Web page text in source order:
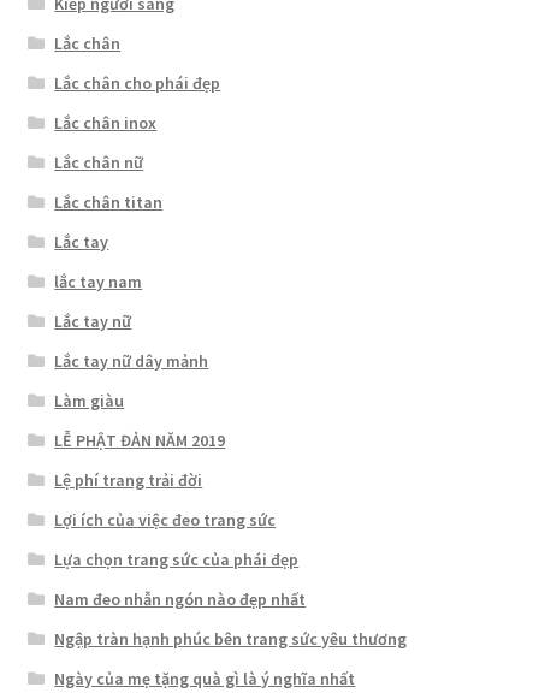
Lắc chân
Lắc chân cho phái đẹp
Lắc chân inox
Lắc chân nữ
Lắc chân titan
Lắc tay
lắc tay nam
Lắc tay nữ
Lắc tay nữ dây mảnh
Làm giàu
LỄ PHẬT ĐẢN NĂM 2019
Lệ phí trang trải đời
Lợi ích của việc đeo trang sức
Lựa chọn trang sức của phái đẹp
Nam đeo nhẫn ngón nào đẹp nhất
Ngập tràn hạnh phúc bên trang sức yêu thương
Ngày của mẹ tặng quà gì là ý nghĩa nhất